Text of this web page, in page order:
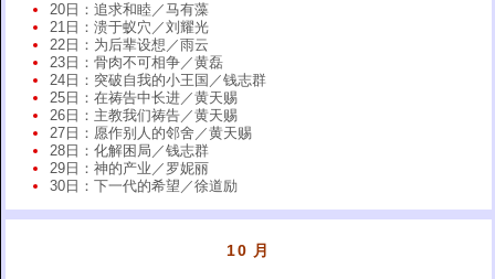
20日：追求和睦／马有藻
21日：溃于蚁穴／刘耀光
22日：为后辈设想／雨云
23日：骨肉不可相争／黄磊
24日：突破自我的小王国／钱志群
25日：在祷告中长进／黄天赐
26日：主教我们祷告／黄天赐
27日：愿作别人的邻舍／黄天赐
28日：化解困局／钱志群
29日：神的产业／罗妮丽
30日：下一代的希望／徐道励
10 月